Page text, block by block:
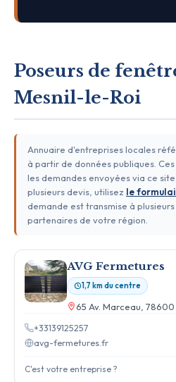
Poseurs de
Mesnil-le-Roi
Annuaire d'entreprises locales
à partir de données publiques.
les demandes envoyées via ce
plusieurs devis, utilisez le
demande est transmise à
partenaires de votre région.
AVG Fermetures
1,7 km du centre
65 Av. Marceau,
+33139125257
avg-fermetures.fr
C'est votre entreprise ?